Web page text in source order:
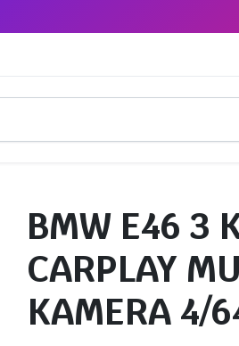
BMW E46 3
CARPLAY
KAMERA 4/